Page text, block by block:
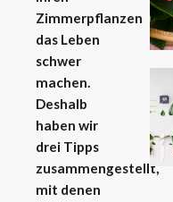
Zimmerpflanzen
das Leben
schwer
machen.
Deshalb
haben wir
drei Tipps
zusammengestellt,
mit denen